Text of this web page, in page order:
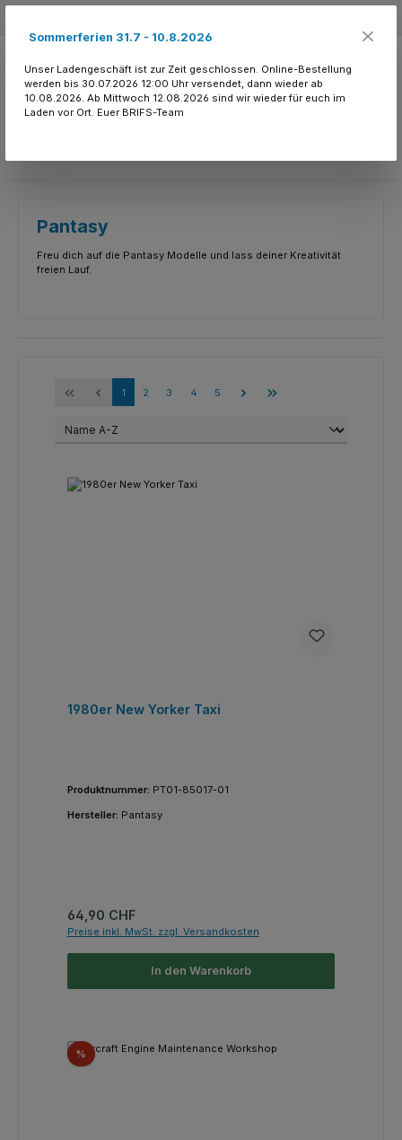
Pantasy
Freu dich auf die Pantasy Modelle und lass deiner Kreativität
freien Lauf.
Seite
1 Seite
2 Seite
3 Seite
4 Seite
5
1980er New Yorker Taxi
Produktnummer: PT01-85017-01
Hersteller: Pantasy
Regulärer Preis:
64,90 CHF
Preise inkl. MwSt. zzgl. Versandkosten
In den Warenkorb
%Rabatt
Sommerferien 31.7 - 10.8.2026
Unser Ladengeschäft ist zur Zeit geschlossen. Online-Bestellung
werden bis 30.07.2026 12:00 Uhr versendet, dann wieder ab
10.08.2026. Ab Mittwoch 12.08.2026 sind wir wieder für euch im
Laden vor Ort. Euer BRIFS-Team